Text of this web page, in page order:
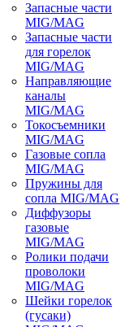
Запасные части
MIG/MAG
Запасные части
для горелок
MIG/MAG
Направляющие
каналы
MIG/MAG
Токосъемники
MIG/MAG
Газовые сопла
MIG/MAG
Пружины для
сопла MIG/MAG
Диффузоры
газовые
MIG/MAG
Ролики подачи
проволоки
MIG/MAG
Шейки горелок
(гусаки)